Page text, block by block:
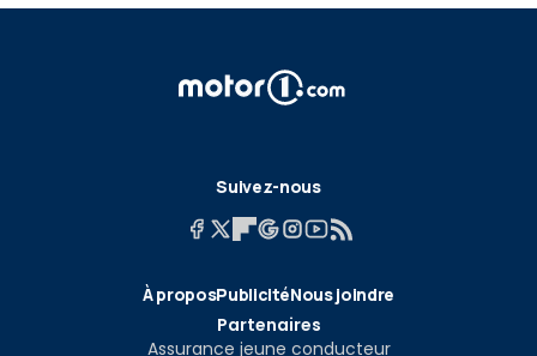
Suivez-nous
À proposPublicitéNous joindre
Partenaires
Assurance jeune conducteur